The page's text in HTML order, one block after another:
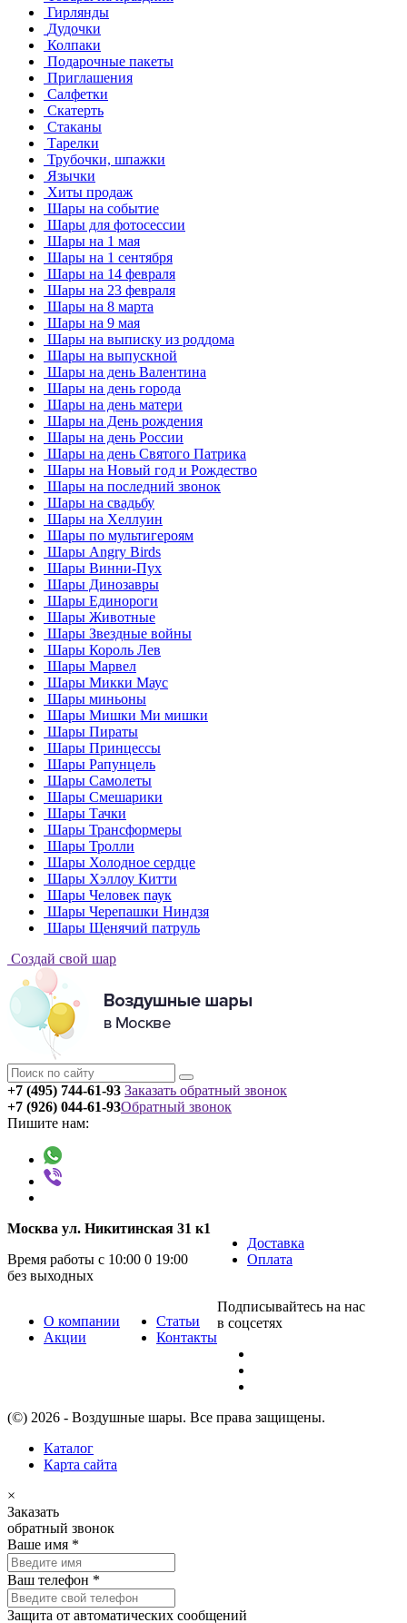
Гирлянды
Дудочки
Колпаки
Подарочные пакеты
Приглашения
Салфетки
Скатерть
Стаканы
Тарелки
Трубочки, шпажки
Язычки
Хиты продаж
Шары на событие
Шары для фотосессии
Шары на 1 мая
Шары на 1 сентября
Шары на 14 февраля
Шары на 23 февраля
Шары на 8 марта
Шары на 9 мая
Шары на выписку из роддома
Шары на выпускной
Шары на день Валентина
Шары на день города
Шары на день матери
Шары на День рождения
Шары на день России
Шары на день Святого Патрика
Шары на Новый год и Рождество
Шары на последний звонок
Шары на свадьбу
Шары на Хеллуин
Шары по мультигероям
Шары Angry Birds
Шары Винни-Пух
Шары Динозавры
Шары Единороги
Шары Животные
Шары Звездные войны
Шары Король Лев
Шары Марвел
Шары Микки Маус
Шары миньоны
Шары Мишки Ми мишки
Шары Пираты
Шары Принцессы
Шары Рапунцель
Шары Самолеты
Шары Смешарики
Шары Тачки
Шары Трансформеры
Шары Тролли
Шары Холодное сердце
Шары Хэллоу Китти
Шары Человек паук
Шары Черепашки Ниндзя
Шары Щенячий патруль
Создай свой шар
+7 (495) 744-61-93 Заказать обратный звонок
+7 (926) 044-61-93
Пишите нам:
Обратный звонок
Москва ул. Никитинская 31 к1
Время работы с 10:00 0 19:00
без выходных
Доставка
Оплата
О компании
Акции
Статьи
Контакты
Подписывайтесь на нас
в соцсетях
(©) 2026 - Воздушные шары. Все права защищены.
Каталог
Карта сайта
×
Заказать
обратный звонок
Ваше имя *
Ваш телефон *
Защита от автоматических сообщений